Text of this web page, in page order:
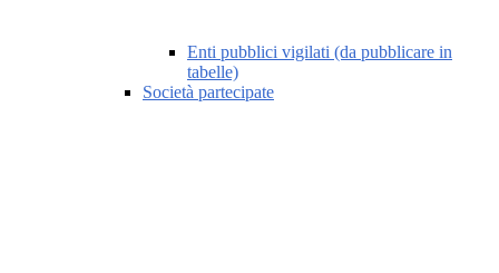
Enti pubblici vigilati (da pubblicare in
tabelle)
Società partecipate